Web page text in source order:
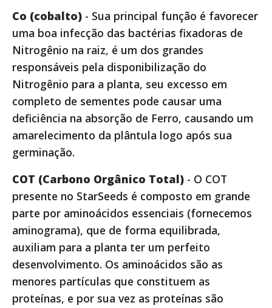
Co (cobalto) - Sua principal função é favorecer
uma boa infecção das bactérias fixadoras de
Nitrogênio na raiz, é um dos grandes
responsáveis pela disponibilização do
Nitrogênio para a planta, seu excesso em
completo de sementes pode causar uma
deficiência na absorção de Ferro, causando um
amarelecimento da plântula logo após sua
germinação.
COT (Carbono Orgânico Total) - O COT
presente no StarSeeds é composto em grande
parte por aminoácidos essenciais (fornecemos
aminograma), que de forma equilibrada,
auxiliam para a planta ter um perfeito
desenvolvimento. Os aminoácidos são as
menores partículas que constituem as
proteínas, e por sua vez as proteínas são